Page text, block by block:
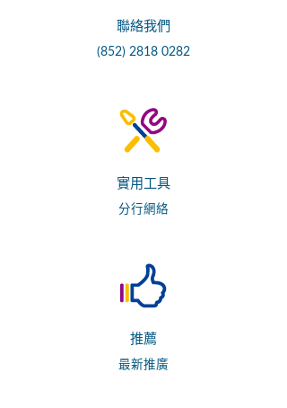
聯絡我們
(852) 2818 0282
實用工具
分行網絡
推薦
最新推廣